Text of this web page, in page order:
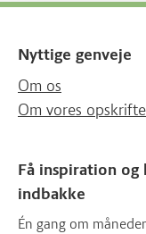
Nyttige genveje
Om os
Om vores
Få inspiration
indbakke
Én gang om